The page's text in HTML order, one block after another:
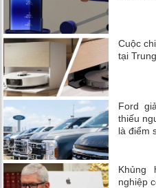
Cuộc
tại
Ford
thiếu
là điểm
Khủng
nghiệp